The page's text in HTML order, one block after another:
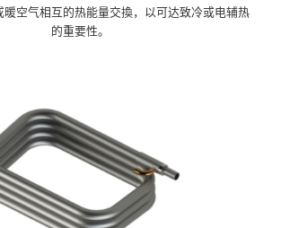
暖空气相互的热能量交換，以可达致冷或电辅热
的重要性。